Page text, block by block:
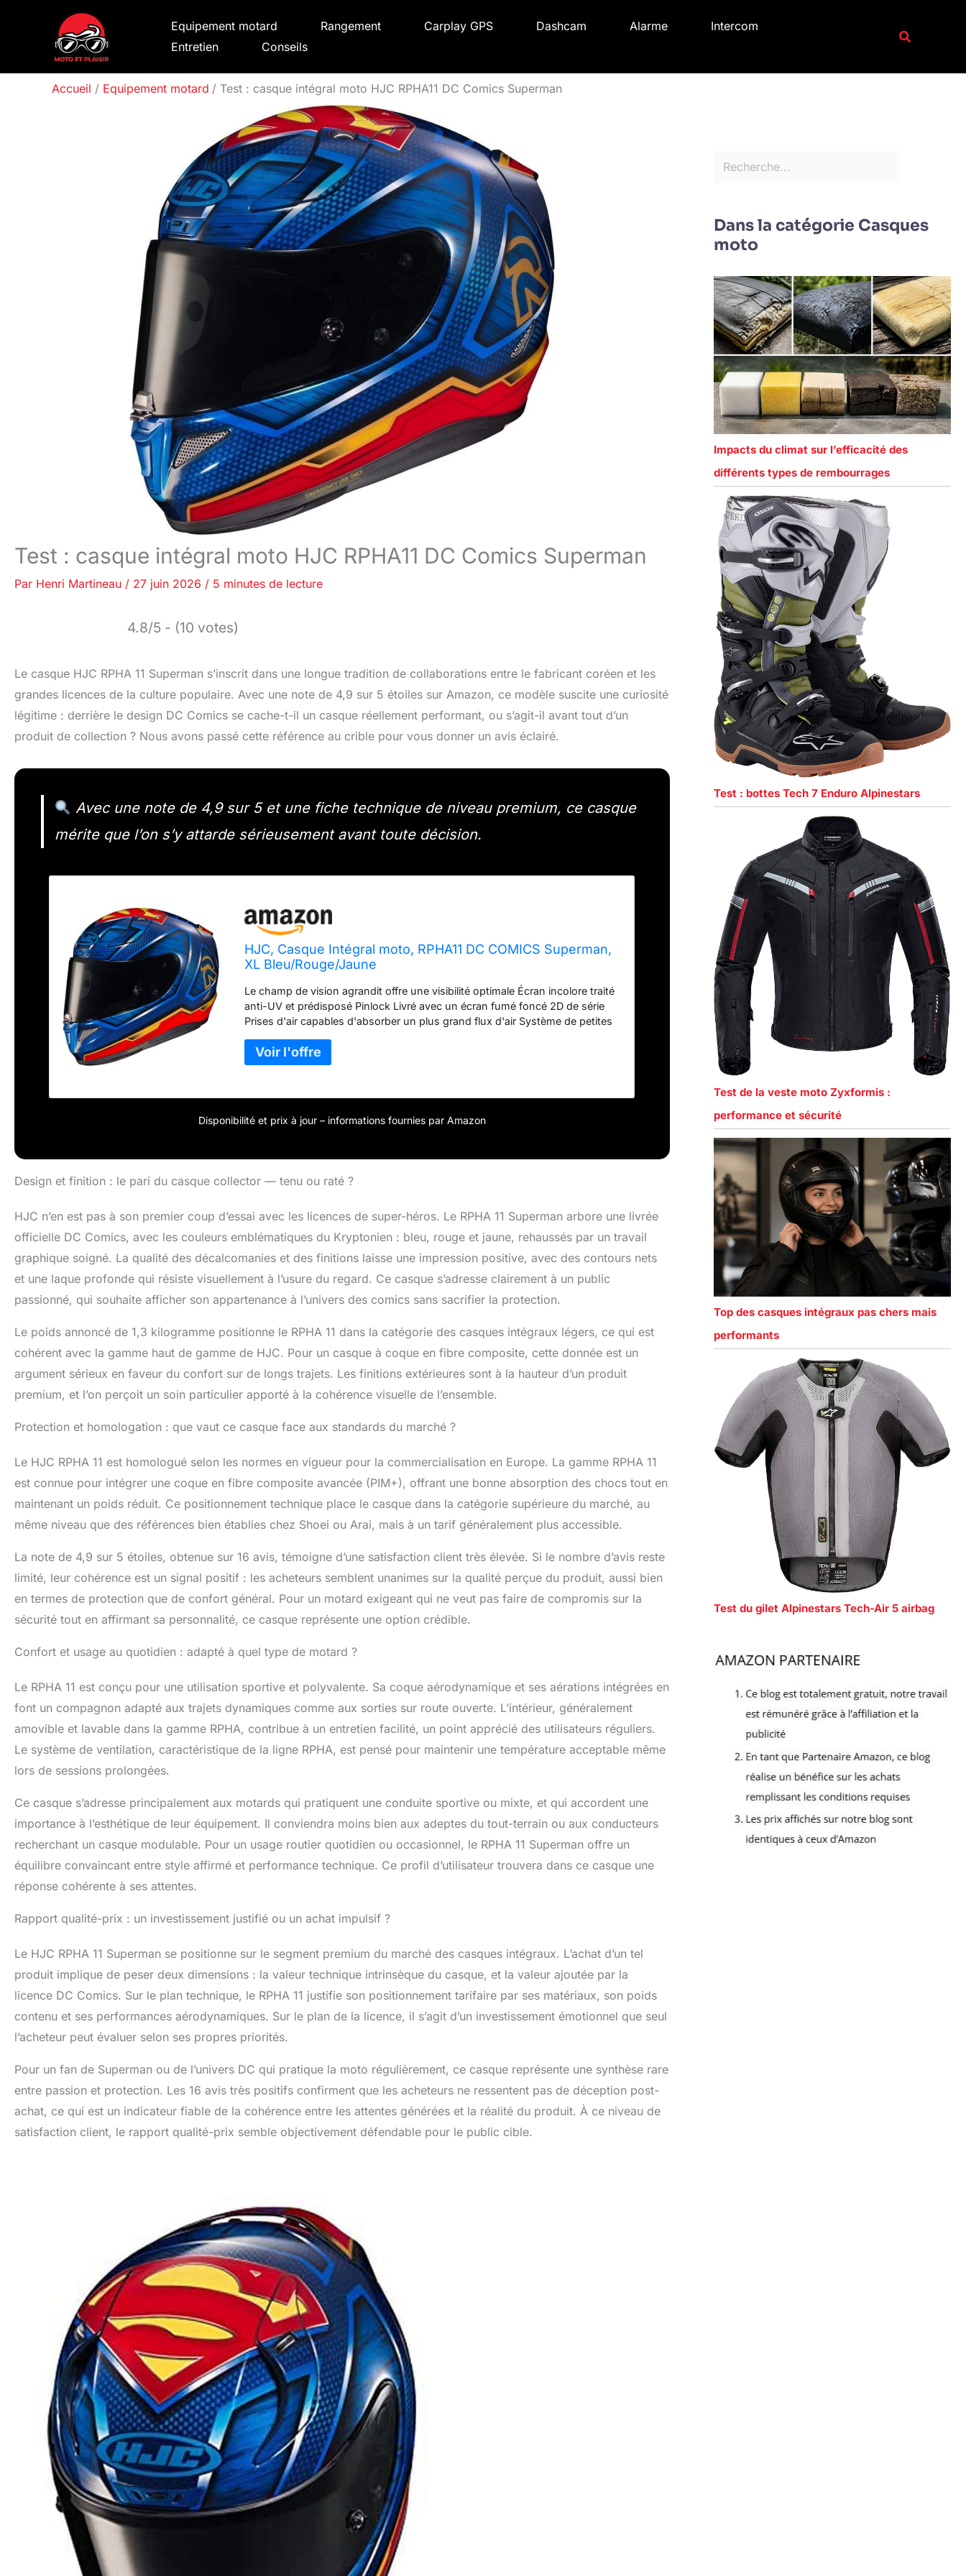
Equipement motard Rangement Carplay GPS Dashcam Alarme
Intercom
Entretien
Conseils
Accueil Equipement motard Test : casque intégral moto HJC RPHA11 DC Comics Superman
Test : casque intégral moto HJC RPHA11 DC Comics Superman
Par Henri Martineau / 27 juin 2026 / 5 minutes de lecture
4.8/5 - (10 votes)
Le casque HJC RPHA 11 Superman s’inscrit dans une longue tradition de collaborations entre le fabricant coréen et les
grandes licences de la culture populaire. Avec une note de 4,9 sur 5 étoiles sur Amazon, ce modèle suscite une curiosité
légitime : derrière le design DC Comics se cache-t-il un casque réellement performant, ou s’agit-il avant tout d’un
produit de collection ? Nous avons passé cette référence au crible pour vous donner un avis éclairé.
Avec une note de 4,9 sur 5 et une fiche technique de niveau premium, ce casque
mérite que l’on s’y attarde sérieusement avant toute décision.
HJC, Casque Intégral moto, RPHA11 DC COMICS Superman,
XL Bleu/Rouge/Jaune
Le champ de vision agrandit offre une visibilité optimale Écran incolore traité
anti-UV et prédisposé Pinlock Livré avec un écran fumé foncé 2D de série
Prises d'air capables d'absorber un plus grand flux d'air Système de petites
part_number: R-PHA-11_SUP-MC21_XL included_components: Casque de
moto
Disponibilité et prix à jour – informations fournies par Amazon
Design et finition : le pari du casque collector — tenu ou raté ?
HJC n’en est pas à son premier coup d’essai avec les licences de super-héros. Le RPHA 11 Superman arbore une livrée
officielle DC Comics, avec les couleurs emblématiques du Kryptonien : bleu, rouge et jaune, rehaussés par un travail
graphique soigné. La qualité des décalcomanies et des finitions laisse une impression positive, avec des contours nets
et une laque profonde qui résiste visuellement à l’usure du regard. Ce casque s’adresse clairement à un public
passionné, qui souhaite afficher son appartenance à l’univers des comics sans sacrifier la protection.
Le poids annoncé de 1,3 kilogramme positionne le RPHA 11 dans la catégorie des casques intégraux légers, ce qui est
cohérent avec la gamme haut de gamme de HJC. Pour un casque à coque en fibre composite, cette donnée est un
argument sérieux en faveur du confort sur de longs trajets. Les finitions extérieures sont à la hauteur d’un produit
premium, et l’on perçoit un soin particulier apporté à la cohérence visuelle de l’ensemble.
Protection et homologation : que vaut ce casque face aux standards du marché ?
Le HJC RPHA 11 est homologué selon les normes en vigueur pour la commercialisation en Europe. La gamme RPHA 11
est connue pour intégrer une coque en fibre composite avancée (PIM+), offrant une bonne absorption des chocs tout en
maintenant un poids réduit. Ce positionnement technique place le casque dans la catégorie supérieure du marché, au
même niveau que des références bien établies chez Shoei ou Arai, mais à un tarif généralement plus accessible.
La note de 4,9 sur 5 étoiles, obtenue sur 16 avis, témoigne d’une satisfaction client très élevée. Si le nombre d’avis reste
limité, leur cohérence est un signal positif : les acheteurs semblent unanimes sur la qualité perçue du produit, aussi bien
en termes de protection que de confort général. Pour un motard exigeant qui ne veut pas faire de compromis sur la
sécurité tout en affirmant sa personnalité, ce casque représente une option crédible.
Confort et usage au quotidien : adapté à quel type de motard ?
Le RPHA 11 est conçu pour une utilisation sportive et polyvalente. Sa coque aérodynamique et ses aérations intégrées en
font un compagnon adapté aux trajets dynamiques comme aux sorties sur route ouverte. L’intérieur, généralement
amovible et lavable dans la gamme RPHA, contribue à un entretien facilité, un point apprécié des utilisateurs réguliers.
Le système de ventilation, caractéristique de la ligne RPHA, est pensé pour maintenir une température acceptable même
lors de sessions prolongées.
Ce casque s’adresse principalement aux motards qui pratiquent une conduite sportive ou mixte, et qui accordent une
importance à l’esthétique de leur équipement. Il conviendra moins bien aux adeptes du tout-terrain ou aux conducteurs
recherchant un casque modulable. Pour un usage routier quotidien ou occasionnel, le RPHA 11 Superman offre un
équilibre convaincant entre style affirmé et performance technique. Ce profil d’utilisateur trouvera dans ce casque une
réponse cohérente à ses attentes.
Rapport qualité-prix : un investissement justifié ou un achat impulsif ?
Le HJC RPHA 11 Superman se positionne sur le segment premium du marché des casques intégraux. L’achat d’un tel
produit implique de peser deux dimensions : la valeur technique intrinsèque du casque, et la valeur ajoutée par la
licence DC Comics. Sur le plan technique, le RPHA 11 justifie son positionnement tarifaire par ses matériaux, son poids
contenu et ses performances aérodynamiques. Sur le plan de la licence, il s’agit d’un investissement émotionnel que seul
l’acheteur peut évaluer selon ses propres priorités.
Pour un fan de Superman ou de l’univers DC qui pratique la moto régulièrement, ce casque représente une synthèse rare
entre passion et protection. Les 16 avis très positifs confirment que les acheteurs ne ressentent pas de déception post-
achat, ce qui est un indicateur fiable de la cohérence entre les attentes générées et la réalité du produit. À ce niveau de
satisfaction client, le rapport qualité-prix semble objectivement défendable pour le public cible.
e
rDans la catégorie Casques
moto
Impacts du climat sur l’efficacité des
différents types de rembourrages
Test : bottes Tech 7 Enduro Alpinestars
Test de la veste moto Zyxformis :
performance et sécurité
Top des casques intégraux pas chers mais
performants
Test du gilet Alpinestars Tech-Air 5 airbag